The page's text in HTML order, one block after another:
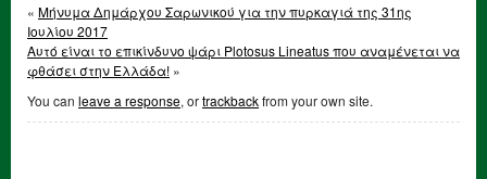
« Μήνυμα Δημάρχου Σαρωνικού για την πυρκαγιά της 31ης
Ιουλίου 2017
Αυτό είναι το επικίνδυνο ψάρι Plotosus Lineatus που αναμένεται να
φθάσει στην Ελλάδα! »
You can leave a response, ortrackbackfrom your own site.